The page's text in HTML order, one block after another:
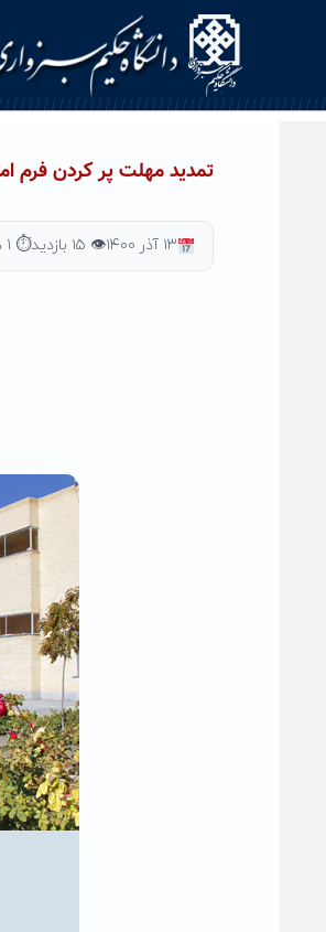
تمدید مهلت پر کردن فرم
۱۳ آذر ۱۴۰۰ 👁 ۱۵ بازدید ⏱ ۱ دقیقه مطالعه